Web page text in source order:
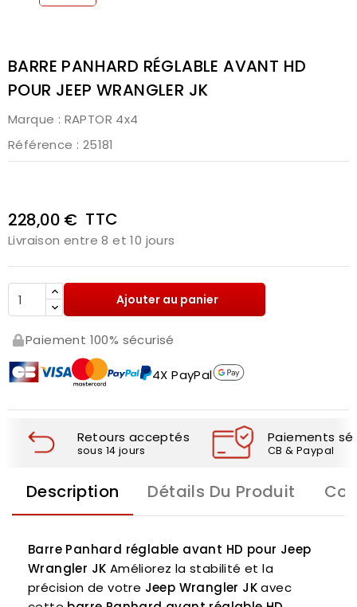
BARRE PANHARD RÉGLABLE AVANT HD
POUR JEEP WRANGLER JK
Marque : RAPTOR 4x4
Référence : 25181
228,00 € TTC
Livraison entre 8 et 10 jours
Ajouter au panier
Paiement 100% sécurisé
4X PayPal
Retours acceptés
sous 14 jours
Paiements
CB & Paypal
Description Détails Du Produit
Barre Panhard réglable avant HD pour Jeep
Wrangler JK Améliorez la stabilité et la
précision de votre Jeep Wrangler JKavec